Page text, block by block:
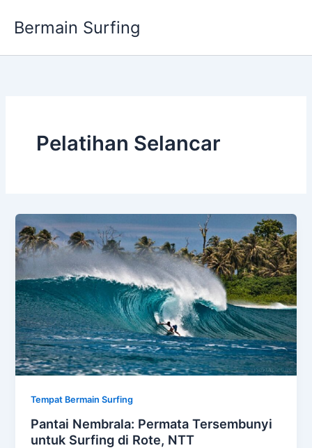
Bermain Surfing
Pelatihan Selancar
Tempat Bermain Surfing
Pantai Nembrala: Permata Tersembunyi
untuk Surfing di Rote, NTT